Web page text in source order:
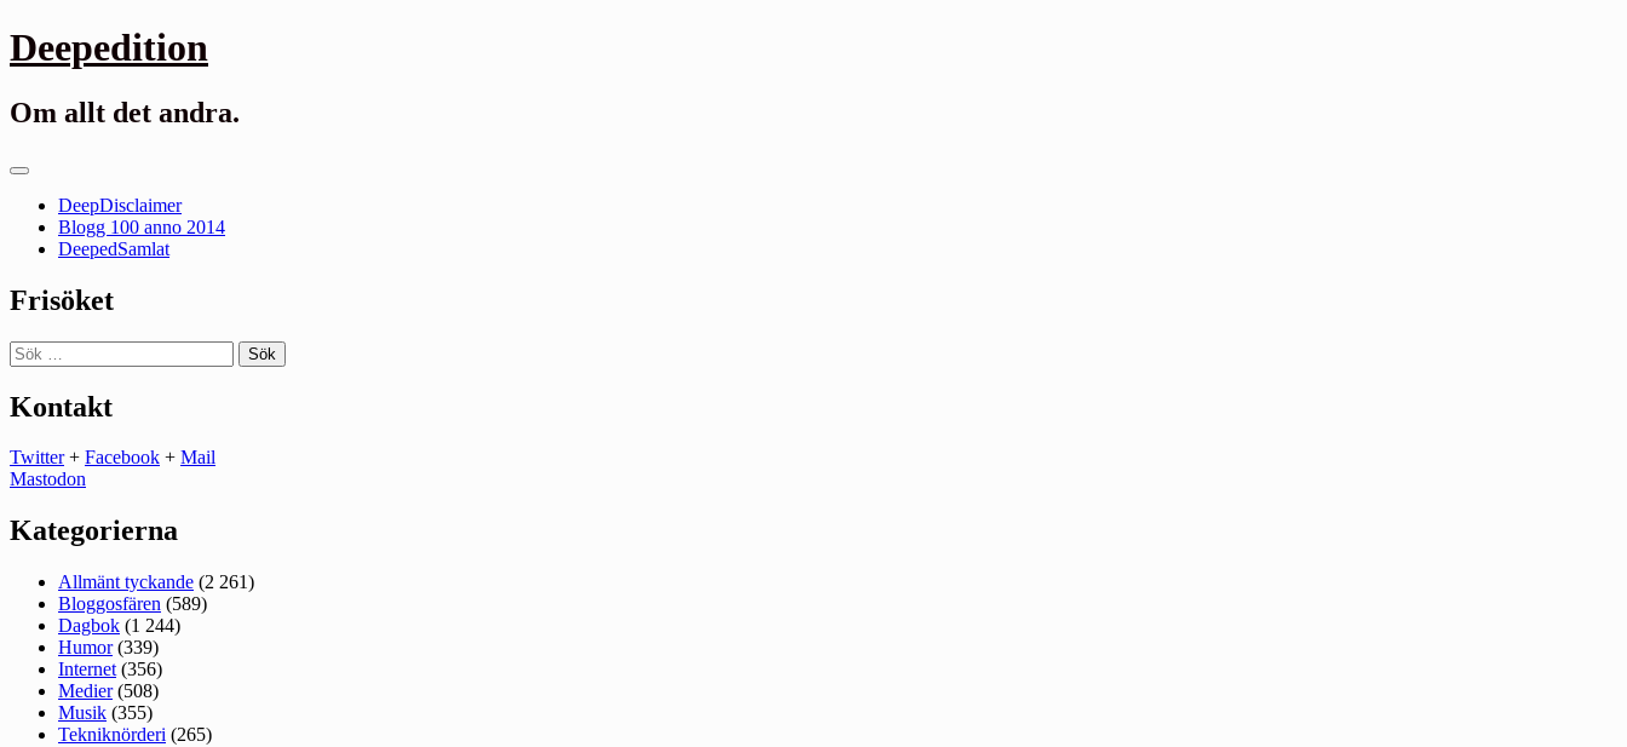
Gå
till
Deepedition
Om allt det andra.
Primär
DeepDisclaimer
Blogg 100 anno 2014
DeepedSamlat
Frisöket
Sök
efter:
Kontakt
Twitter+ Facebook + Mail
Mastodon
Kategorierna
Allmänt tyckande (2 261)
Bloggosfären (589)
Dagbok (1 244)
Humor(339)
Internet (356)
Medier(508)
Musik (355)
Tekniknörderi (265)